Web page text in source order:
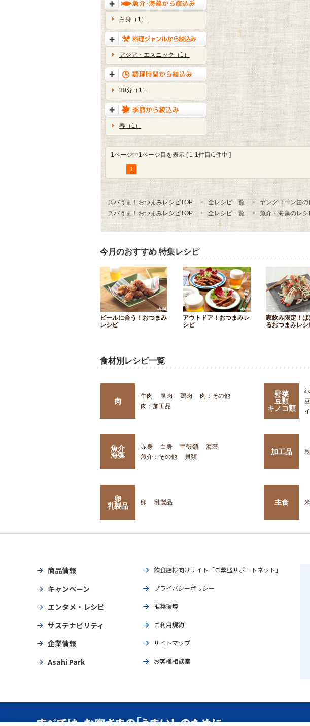
白身（1）
アジア・エスニック（1）
30分（1）
春（1）
1ページ中1ページ目を表示 [ 1-1件目/1件中 ]
1
ズバうま！おつまみレシピTOP 全レシピ一覧
ヤングコーン缶
ズバうま！おつまみレシピTOP
全レシピ一覧 魚介・海藻のレシ
今月のおすすめ 特集レシピ
ビールに合う！おつまみ
レシピ
アウトドア！おつまみレ
シピ
家飲み限定！ぱ
るおつまみレシ
食材別レシピ一覧
肉
牛肉 豚肉 鶏肉
肉：その他
肉：加工品
野菜
豆類
キノコ類
魚介
海藻
赤身 白身 甲殻類
海藻
魚介：その他
貝類
加工品
卵
乳製品
卵 乳製品 主食 米
商品情報
キャンペーン
エンタメ・レシピ
サステナビリティ
企業情報
Asahi Park
飲食店様向けサイト「ご繁盛サポートネット」
プライバシーポリシー
推奨環境
ご利用規約
サイトマップ
お客様相談室